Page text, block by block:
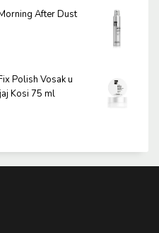
After Dust
Polish Vosak u
Kosi 75 ml